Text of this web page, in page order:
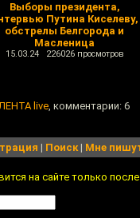
Выборы президента,
Путина Киселеву,
обстрелы Белгорода и
Масленица
15.03.24 226026 просмотров
live, комментарии: 6
| Поиск| Мне
на сайте только